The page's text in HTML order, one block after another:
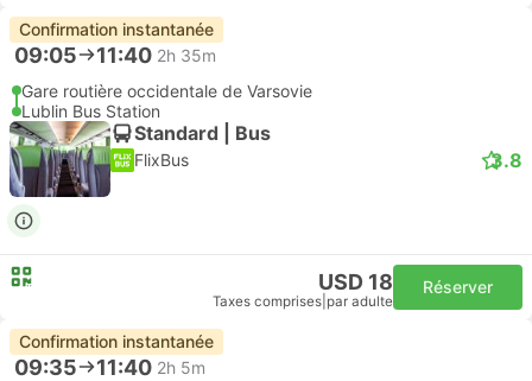
Confirmation instantanée
09:05 11:40 2h 35m
Gare routière occidentale de Varsovie
Lublin Bus Station
Standard | Bus
FlixBus 3.8
USD 18
Taxes comprises par adulte
Réserver
Confirmation instantanée
09:35 11:40 2h 5m